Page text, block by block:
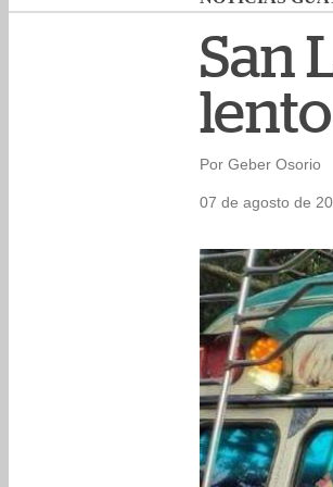
San
Por Geber Osorio
07 de agosto de